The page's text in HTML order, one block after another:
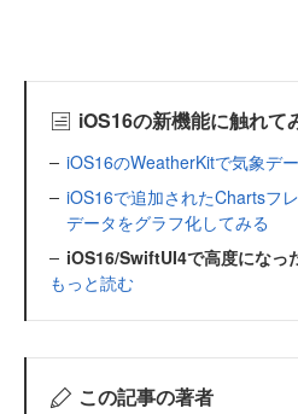
iOS16の新機能に触れて
iOS16のWeatherKitで気象デ
iOS16で追加されたChartsフ
データをグラフ化してみる
iOS16/SwiftUI4で高度になっ
もっと読む
この記事の著者